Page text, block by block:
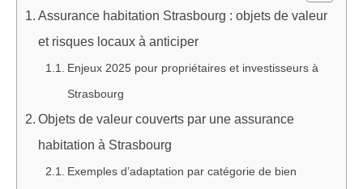
Assurance habitation Strasbourg : objets de valeur
et risques locaux à anticiper
Enjeux 2025 pour propriétaires et investisseurs à
Strasbourg
Objets de valeur couverts par une assurance
habitation à Strasbourg
Exemples d’adaptation par catégorie de bien